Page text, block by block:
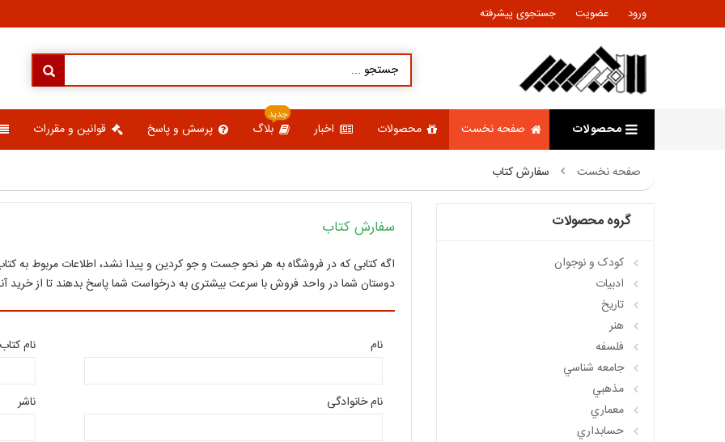
ورود عضویت جستجوی پیشرفته
محصولات صفحه نخست محصولات اخبار بلاگ
جدید
پرسش و پاسخ قوانین و مقررات
صفحه نخست سفارش کتاب
سفارش کتاب
اگه کتابی که در فروشگاه به هر نحو جست و جو کردین و پیدا نشد، اطلاعات مربوط به
دوستان شما در واحد فروش با سرعت بیشتری به درخواست شما پاسخ بدهند تا از خرید
نام
نام خانوادگی
نام کتاب
ناشر
گروه محصولات
کودک و نوجوان
ادبيات
تاريخ
هنر
فلسفه
جامعه شناسي
مذهبي
معماري
حسابداري